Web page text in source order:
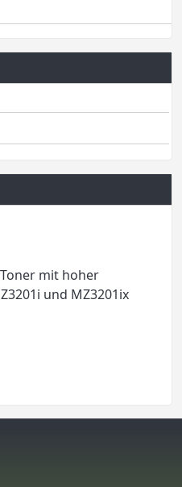
mit hoher
und MZ3201ix